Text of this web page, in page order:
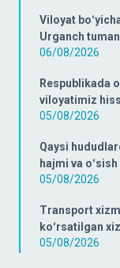
Viloyat
Urganch
06/08/2026
Respublikada
viloyatimiz
05/08/2026
Qaysi
hajmi va
05/08/2026
Transport
koʻrsatilgan
05/08/2026